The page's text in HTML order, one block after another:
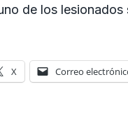
de los
X Correo